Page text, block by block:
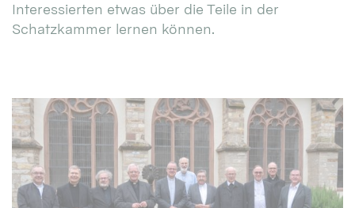
Interessierten etwas über die Teile in der
Schatzkammer lernen können.